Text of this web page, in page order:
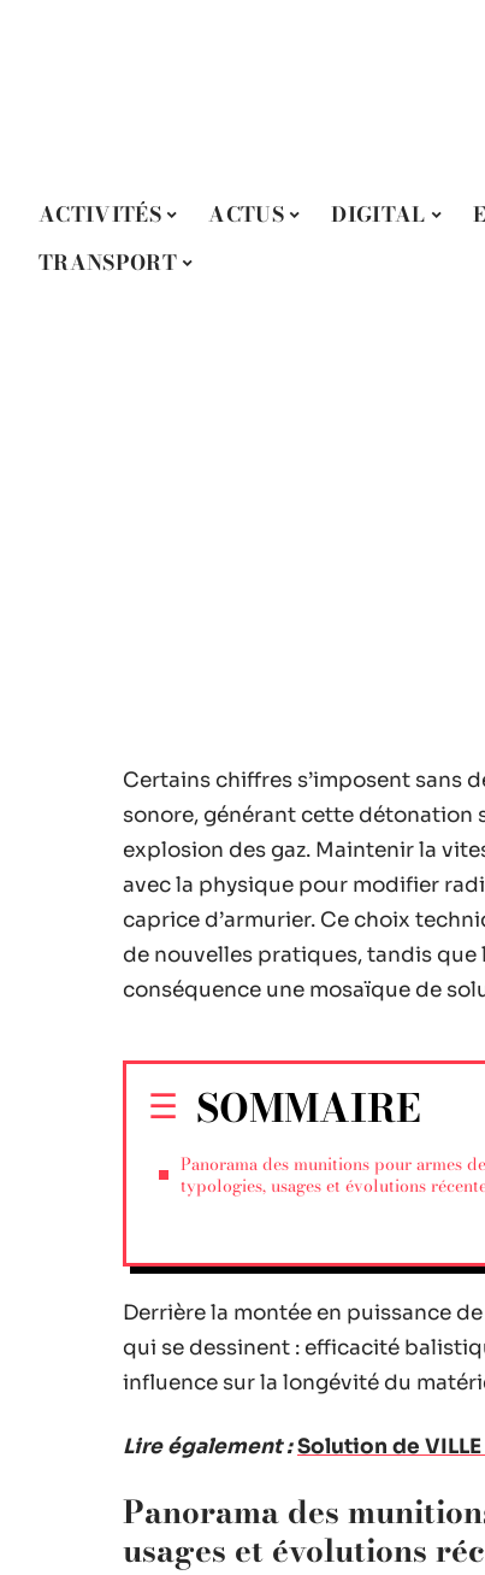
ACTIVITÉS ACTUS DIGITAL
TRANSPORT
Certains chiffres s’imposent sans
sonore, générant cette détonation
explosion des gaz. Maintenir la
avec la physique pour modifier
caprice d’armurier. Ce choix
de nouvelles pratiques, tandis que
conséquence une mosaïque de
SOMMAIRE
Panorama des munitions pour armes
typologies, usages et évolutions
Derrière la montée en puissance
qui se dessinent : efficacité
influence sur la longévité du
Lire également :Solution de VILLE
Panorama des
usages et évolutions